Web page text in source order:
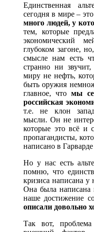
Единственная
сегодня в мире –
много людей, у
тем, которые
экономический
глубоком загоне,
смысле нам есть
странно ни
миру не нефть,
быть оружия
главное, что мы
российская
т.е. не клон
мысли. Он не
которые это всë и
пропагандисты,
написано в
Но у нас есть
помню, что
кризиса написана у
Она была написана
наше достижение
описали довольно
Так вот,